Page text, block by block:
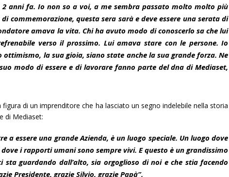
anni fa. Io non so a voi, a me sembra passato molto molto più
commemorazione, questa sera sarà e deve essere una serata di
amava la vita. Chi ha avuto modo di conoscerlo sa che lui
verso il prossimo. Lui amava stare con le persone. Io
ottimismo, la sua gioia, siano state anche la sua grande forza. Ne
modo di essere e di lavorare fanno parte del dna di Mediaset,
figura di un imprenditore che ha lasciato un segno indelebile nella storia
di Mediaset:
a essere una grande Azienda, è un luogo speciale. Un luogo dove
i rapporti umani sono sempre vivi. E questo è un grandissimo
sta guardando dall’alto, sia orgoglioso di noi e che stia facendo
Presidente, grazie Silvio, grazie Papà”.